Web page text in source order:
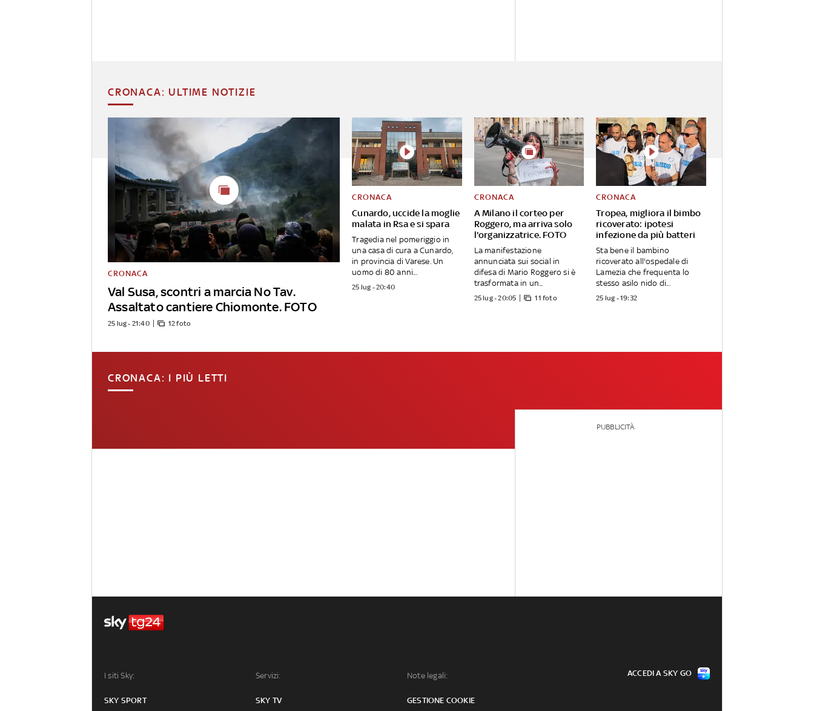
CRONACA: ULTIME NOTIZIE
Val Susa, scontri a marcia No Tav.
Assaltato cantiere Chiomonte. FOTO
CRONACA
25 lug - 21:40 12 foto
Cunardo, uccide la moglie
malata in Rsa e si spara
CRONACA
Tragedia nel pomeriggio in
una casa di cura a Cunardo,
in provincia di Varese. Un
uomo di 80 anni...
25 lug - 20:40
A Milano il corteo per
Roggero, ma arriva solo
l'organizzatrice. FOTO
CRONACA
La manifestazione
annunciata sui social in
difesa di Mario Roggero si è
trasformata in un...
25 lug - 20:05 11 foto
Tropea, migliora il bimbo
ricoverato: ipotesi
infezione da più batteri
CRONACA
Sta bene il bambino
ricoverato all'ospedale di
Lamezia che frequenta lo
stesso asilo nido di...
25 lug - 19:32
CRONACA: I PIÙ LETTI
PUBBLICITÀ
I siti Sky:
SKY SPORT
Servizi:
SKY TV
Note legali:
GESTIONE COOKIE
ACCEDI A SKY GO